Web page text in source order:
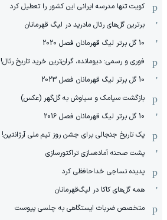
کویت تنها مدرسه ایرانی این کشور را تعطیل کرد
برترین گل‌های رئال مادرید در لیگ قهرمانان
10 گل برتر لیگ قهرمانان فصل 2020
فوری و رسمی: دیومانده، گران‌ترین خرید تاریخ رئال!
10 گل برتر لیگ قهرمانان فصل 2023
بازگشت سیامک و سیاوش به گل‌گهر (عکس)
10 گل برتر لیگ قهرمانان فصل 2016
یک تاریخ جنجالی برای جشن روز تیم ملی آرژانتین!
پشت صحنه آماده‌سازی تراکتورسازی
پدیده نساجی خداحافظی کرد
همه گل‌های کاکا در لیگ‌قهرمانان
متخصص ضربات ایستگاهی به چلسی پیوست